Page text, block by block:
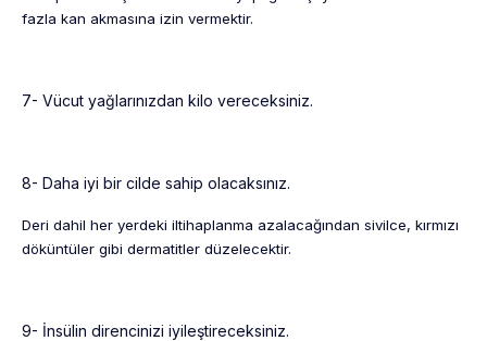
fazla kan akmasına izin vermektir.
7- Vücut yağlarınızdan kilo vereceksiniz.
8- Daha iyi bir cilde sahip olacaksınız.
Deri dahil her yerdeki iltihaplanma azalacağından sivilce, kırmızı
döküntüler gibi dermatitler düzelecektir.
9- İnsülin direncinizi iyileştireceksiniz.